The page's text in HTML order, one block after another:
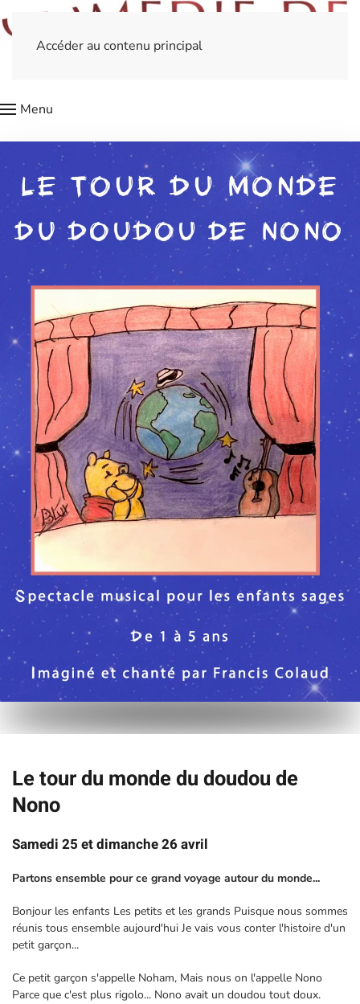
Accéder au contenu principal
Menu
Le tour du monde du doudou de
Nono
Samedi 25 et dimanche 26 avril
Partons ensemble pour ce grand voyage autour du monde...
Bonjour les enfants Les petits et les grands Puisque nous sommes
réunis tous ensemble aujourd'hui Je vais vous conter l'histoire d'un
petit garçon...
Ce petit garçon s'appelle Noham, Mais nous on l'appelle Nono
Parce que c'est plus rigolo... Nono avait un doudou tout doux.